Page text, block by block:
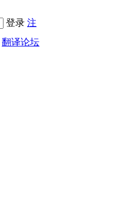
登录 注
翻译论坛